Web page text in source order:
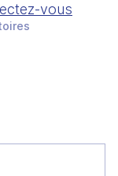
vous